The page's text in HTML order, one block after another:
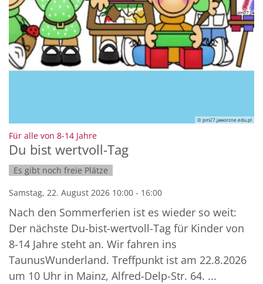
© pm27.jaworzne.edu.pl
Für alle von 8-14 Jahre:
Du bist wertvoll-Tag
Es gibt noch freie Plätze
Samstag, 22. August 2026 10:00 - 16:00
Nach den Sommerferien ist es wieder so weit:
Der nächste Du-bist-wertvoll-Tag für Kinder von
8-14 Jahre steht an. Wir fahren ins
TaunusWunderland. Treffpunkt ist am 22.8.2026
um 10 Uhr in Mainz, Alfred-Delp-Str. 64. ...